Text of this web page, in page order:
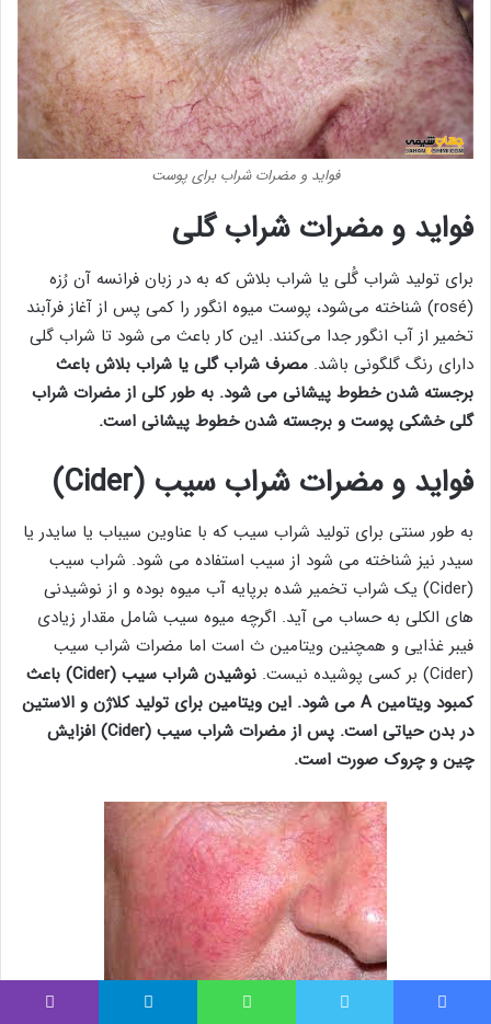
فواید و مضرات شراب برای پوست
فواید و مضرات شراب گلی
برای تولید شراب گُلی یا شراب بلاش که به در زبان فرانسه آن رُزه
(rosé) شناخته می‌شود، پوست میوه انگور را کمی پس از آغاز فرآبند
تخمیر از آب انگور جدا می‌کنند. این کار باعث می شود تا شراب گلی
دارای رنگ گلگونی باشد. مصرف شراب گلی یا شراب بلاش باعث
برجسته شدن خطوط پیشانی می شود. به طور کلی از مضرات شراب
گلی خشکی پوست و برجسته شدن خطوط پیشانی است.
فواید و مضرات شراب سیب (Cider)
به طور سنتی برای تولید شراب سیب که با عناوین سیباب یا سایدر یا
سیدر نیز شناخته می شود از سیب استفاده می شود. شراب سیب
(Cider) یک شراب تخمیر شده برپایه آب‌ میوه بوده و از نوشیدنی‌
های الکلی به حساب می آید. اگرچه میوه سیب شامل مقدار زیادی
فیبر غذایی و همچنین ویتامین ث است اما مضرات شراب سیب
(Cider) بر کسی پوشیده نیست.
نوشیدن شراب سیب (Cider) باعث
کمبود ویتامین A می شود. این ویتامین برای تولید کلاژن و الاستین
در بدن حیاتی است. پس از مضرات شراب سیب (Cider) افزایش
چین و چروک صورت است.